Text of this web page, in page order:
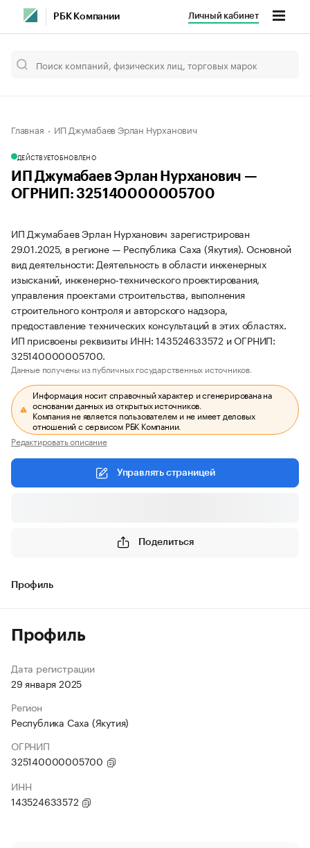
РБК Компании Личный кабинет
Главная ИП Джумабаев Эрлан Нурханович
ДЕЙСТВУЕТОБНОВЛЕНО
ИП Джумабаев Эрлан Нурханович —
ОГРНИП: 325140000005700
ИП Джумабаев Эрлан Нурханович зарегистрирован
29.01.2025, в регионе — Республика Саха (Якутия). Основной
вид деятельности: Деятельность в области инженерных
изысканий, инженерно-технического проектирования,
управления проектами строительства, выполнения
строительного контроля и авторского надзора,
предоставление технических консультаций в этих областях.
ИП присвоены реквизиты ИНН: 143524633572 и ОГРНИП:
325140000005700.
Данные получены из публичных государственных источников.
Информация носит справочный характер и сгенерирована на
основании данных из открытых источников.
Компания не является пользователем и не имеет деловых
отношений с сервисом РБК Компании.
Редактировать описание
Управлять страницей
Поделиться
Профиль
Профиль
Дата регистрации
29 января 2025
Регион
Республика Саха (Якутия)
ОГРНИП
325140000005700
ИНН
143524633572